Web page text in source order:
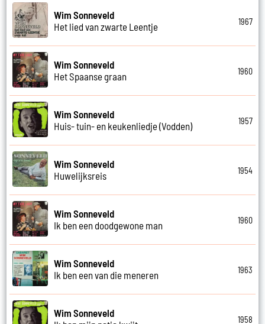
Wim Sonneveld
Het lied van zwarte Leentje
1967
Wim Sonneveld
Het Spaanse graan
1960
Wim Sonneveld
Huis- tuin- en keukenliedje (Vodden)
1957
Wim Sonneveld
Huwelijksreis
1954
Wim Sonneveld
Ik ben een doodgewone man
1960
Wim Sonneveld
Ik ben een van die meneren
1963
Wim Sonneveld
1958